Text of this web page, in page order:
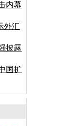
内幕
外汇
披露
国扩